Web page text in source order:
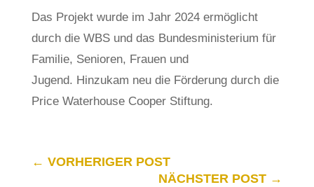
Das Projekt wurde im Jahr 2024 ermöglicht
durch die WBS und das Bundesministerium für
Familie, Senioren, Frauen und
Jugend. Hinzukam neu die Förderung durch die
Price Waterhouse Cooper Stiftung.
← VORHERIGER POST
NÄCHSTER POST →